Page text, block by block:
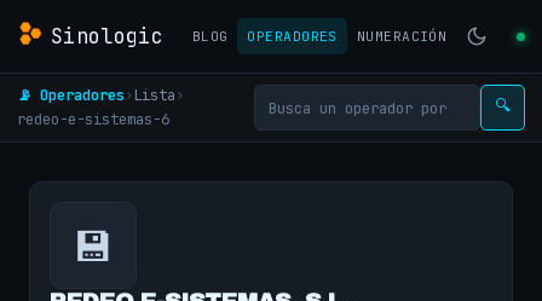
Sinologic BLOG OPERADORES NUMERACIÓN
📡 Operadores› Lista›
redeo-e-sistemas-6
🔍
💾